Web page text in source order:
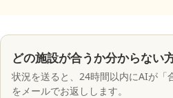
どの施設が合うか分からない
状況を送ると、24時間以内にAIが「
をメールでお返しします。